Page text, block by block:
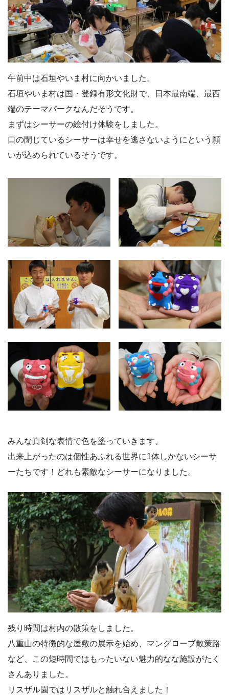
午前中は石垣やいま村に向かいました。
石垣やいま村は国・登録有形文化財で、日本最南端、最西
端のテーマパークなんだそうです。
まずはシーサーの絵付け体験をしました。
口の閉じているシーサーは幸せを逃さないようにという願
いが込められているそうです。
みんな真剣な表情で色を塗っていきます。
出来上がったのは個性あふれる世界に1体しかないシーサ
ーたちです！どれも素敵なシーサーになりました。
残り時間は村内の散策をしました。
八重山の特徴的な屋敷の展示を始め、マングローブ散策路
など、この短時間ではもったいない魅力的なな施設がたく
さんありました。
リスザル園ではリスザルと触れ合えました！